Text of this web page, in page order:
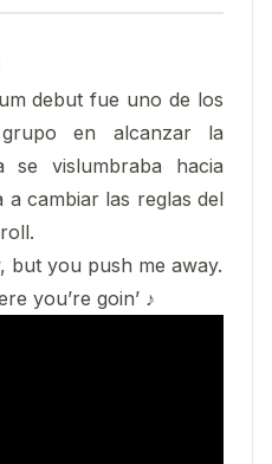
debut fue uno de los
en alcanzar la
se vislumbraba hacia
a cambiar las reglas del
you push me away.
you’re goin’ ♪